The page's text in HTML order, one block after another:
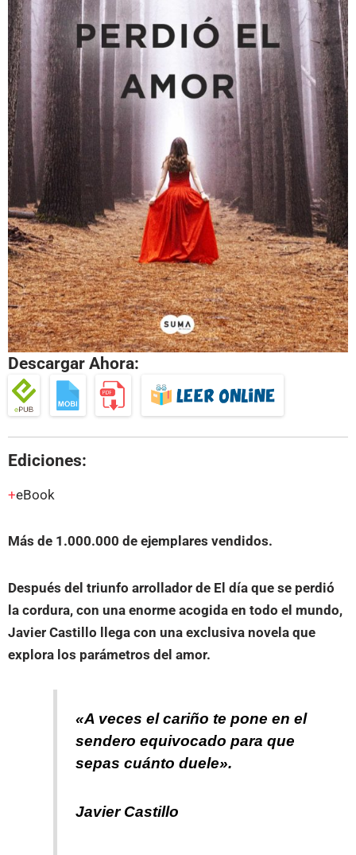
Descargar Ahora:
Ediciones:
eBook
Más de 1.000.000 de ejemplares vendidos.
Después del triunfo arrollador de El día que se perdió
la cordura, con una enorme acogida en todo el mundo,
Javier Castillo llega con una exclusiva novela que
explora los parámetros del amor.
«A veces el cariño te pone en el
sendero equivocado para que
sepas cuánto duele».
Javier Castillo